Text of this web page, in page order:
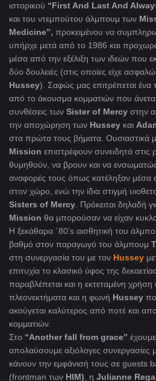
ιστορικού “First And Last And
και του ντεμπούτου άλμπουμ των
Medicine”, προκειμένου να
υπήρχε μετά από το 1986 και
μέσα από την εξέλιξη των ιδεών που
δύο δουλειές (στις οποίες είχε
Hussey). Σαφώς μας επιτρέπεται
από το άκουσμα κομματιών που άνετα
συνθέσεις των Sister of Mercy στην
την αποχώρηση των Hussey και
στα πρώτα τους βήματα. Ουσιαστικά
Mission επιστρέφουν συνειδητά στις
θυμηθούν, να βρουν και να
αναφορές τους όπως κατέληξαν μέσα
στον χώρο, ενώ την ίδια στιγμή
Sisters of Mercy. Πρόκειται δηλαδή
Mission θα μπορούσαν να είχαν
Η ξεκάθαρα ΄80’s αισθητική του
βαθμό στον παραγωγό του άλμπουμ
στη συνεργασία του με τον Hussey
επιτυχία το κλασικό ύφος της
παραβλέπεται και η εκτεταμένη χρήση
πλεονεκτήματα και η φωνή Hussey
ακούγεται καλύτερος από ποτέ και
κομματιών.
Στο “Another fall from grace”
απολαύσουμε αξιόλογες συνεργασίες
κάνουν την εμφάνισή τους σε guests
(frontman των HIM), η Julianne